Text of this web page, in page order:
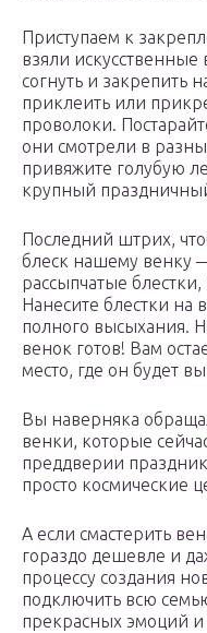
Приступаем к
взяли искусственные
согнуть и закрепить
приклеить или
проволоки.
они смотрели в
привяжите голубую
крупный
Последний штрих,
блеск нашему венку
рассыпчатые
Нанесите блестки на
полного высыхания.
венок готов! Вам
место, где он будет
Вы наверняка
венки, которые
преддверии
просто космические
А если смастерить
гораздо дешевле и
процессу создания
подключить всю
прекрасных эмоций